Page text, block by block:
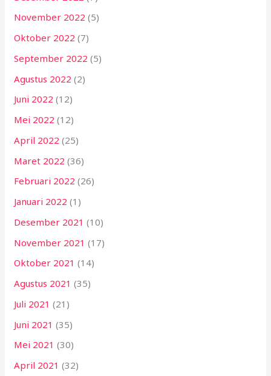
November 2022 (5)
Oktober 2022 (7)
September 2022 (5)
Agustus 2022 (2)
Juni 2022 (12)
Mei 2022 (12)
April 2022 (25)
Maret 2022 (36)
Februari 2022 (26)
Januari 2022 (1)
Desember 2021 (10)
November 2021 (17)
Oktober 2021 (14)
Agustus 2021 (35)
Juli 2021 (21)
Juni 2021 (35)
Mei 2021 (30)
April 2021 (32)